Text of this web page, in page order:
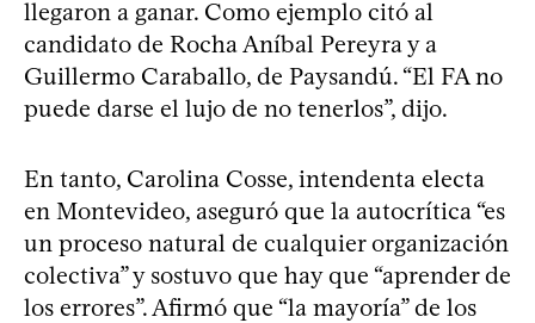
llegaron a ganar. Como ejemplo citó al
candidato de Rocha Aníbal Pereyra y a
Guillermo Caraballo, de Paysandú. “El FA no
puede darse el lujo de no tenerlos”, dijo.
En tanto, Carolina Cosse, intendenta electa
en Montevideo, aseguró que la autocrítica “es
un proceso natural de cualquier organización
colectiva” y sostuvo que hay que “aprender de
los errores”. Afirmó que “la mayoría” de los